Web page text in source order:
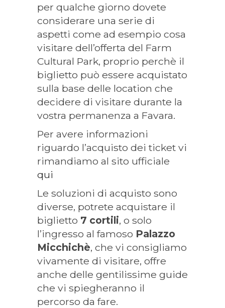
per qualche giorno dovete
considerare una serie di
aspetti come ad esempio cosa
visitare dell’offerta del Farm
Cultural Park, proprio perchè il
biglietto può essere acquistato
sulla base delle location che
decidere di visitare durante la
vostra permanenza a Favara.
Per avere informazioni
riguardo l’acquisto dei ticket vi
rimandiamo al sito ufficiale
qui
Le soluzioni di acquisto sono
diverse, potrete acquistare il
biglietto 7 cortili, o solo
l’ingresso al famoso Palazzo
Micchichè, che vi consigliamo
vivamente di visitare, offre
anche delle gentilissime guide
che vi spiegheranno il
percorso da fare.